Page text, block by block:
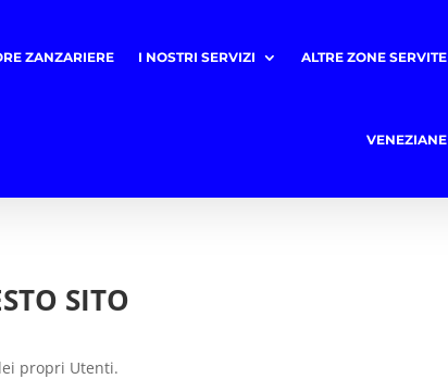
ZANZARIERE I NOSTRI SERVIZI ALTRE ZONE SERVITE
VENEZIANE
SITO
propri Utenti.